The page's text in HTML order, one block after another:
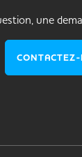
une
CONTACTEZ-